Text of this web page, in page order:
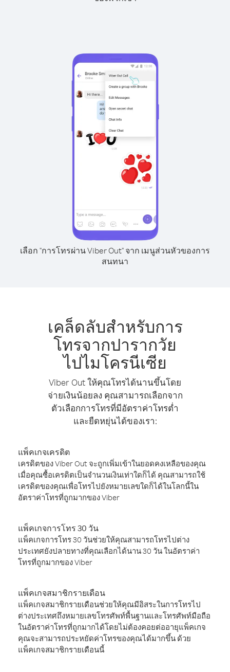
เลือก "การโทรผ่าน Viber Out" จาก เมนูส่วนหัวของการ
สนทนา
เคล็ดลับสำหรับการ
โทรจากปารากวัย
ไปไมโครนีเซีย
Viber Out ให้คุณโทรได้นานขึ้นโดย
จ่ายเงินน้อยลง คุณสามารถเลือกจาก
ตัวเลือกการโทรที่มีอัตราค่าโทรต่ำ
และยืดหยุ่นได้ของเรา:
แพ็คเกจเครดิต
เครดิตของ Viber Out จะถูกเพิ่มเข้าในยอดคงเหลือของคุณ
เมื่อคุณซื้อเครดิตเป็นจำนวนเงินเท่าใดก็ได้ คุณสามารถใช้
เครดิตของคุณเพื่อโทรไปยังหมายเลขใดก็ได้ในโลกนี้ใน
อัตราค่าโทรที่ถูกมากของ Viber
แพ็คเกจการโทร 30 วัน
แพ็คเกจการโทร 30 วันช่วยให้คุณสามารถโทรไปต่าง
ประเทศยังปลายทางที่คุณเลือกได้นาน 30 วัน ในอัตราค่า
โทรที่ถูกมากของ Viber
แพ็คเกจสมาชิกรายเดือน
แพ็คเกจสมาชิกรายเดือนช่วยให้คุณมีอิสระในการโทรไป
ต่างประเทศถึงหมายเลขโทรศัพท์พื้นฐานและโทรศัพท์มือถือ
ในอัตราค่าโทรที่ถูกมากได้โดยไม่ต้องคอยต่ออายุแพ็คเกจ
คุณจะสามารถประหยัดค่าโทรของคุณได้มากขึ้น ด้วย
แพ็คเกจสมาชิกรายเดือนนี้